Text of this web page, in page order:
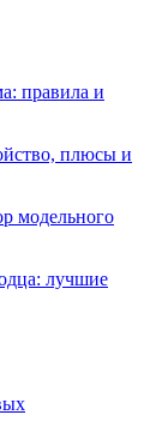
правила и
плюсы и
модельного
лучшие